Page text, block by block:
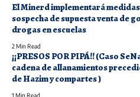
El Minerd implementará
sospecha de supuesta venta de
drogas en escuelas
2 Min Read
¡¡PRESOS POR PIPÁ!! (Caso
cadena de allanamientos
de Hazim y compartes )
1 Min Read